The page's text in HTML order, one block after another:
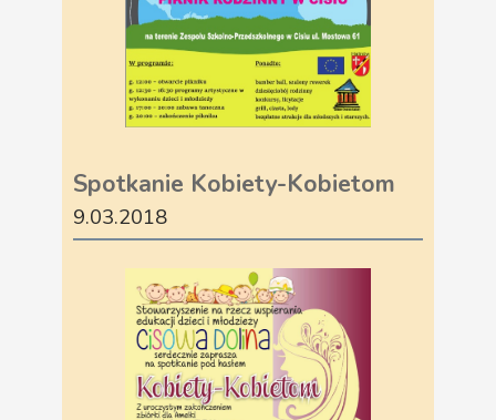
Spotkanie Kobiety-Kobietom
9.03.2018